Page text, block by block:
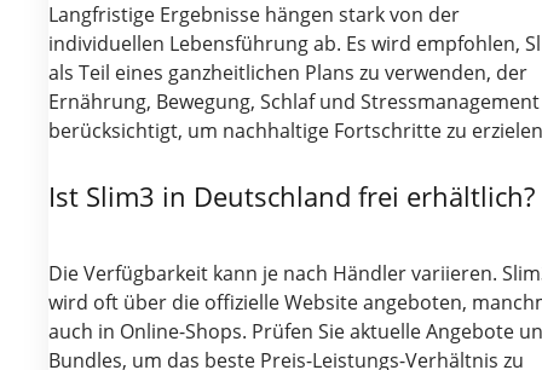
Langfristige Ergebnisse hängen stark von der
individuellen Lebensführung ab. Es wird empfohlen,
als Teil eines ganzheitlichen Plans zu verwenden, der
Ernährung, Bewegung, Schlaf und Stressmanagement
berücksichtigt, um nachhaltige Fortschritte zu
Ist Slim3 in Deutschland frei erhältlich?
Die Verfügbarkeit kann je nach Händler variieren.
wird oft über die offizielle Website angeboten,
auch in Online-Shops. Prüfen Sie aktuelle Angebote
Bundles, um das beste Preis-Leistungs-Verhältnis zu